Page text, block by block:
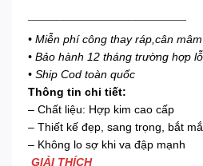
• Miễn phí công thay ráp,cân
• Bảo hành 12 tháng trường hợp
• Ship Cod toàn quốc
Thông tin chi tiết:
– Chất liệu: Hợp kim cao cấp
– Thiết kế đẹp, sang trọng, bắt
– Không lo sợ khi va đập mạnh
GIẢI THÍCH